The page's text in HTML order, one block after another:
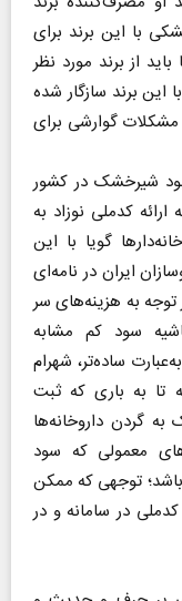
با این برند برای
از برند مورد نظر
این برند سازگار شده
گوارشی برای
شیرخشک در کشور
کدملی نوزاد به
گویا با این
ایران در نامه‌ای
به هزینه‌های سر
سود کم مشابه
ساده‌تر، شهرام
تا به باری که ثبت
به گردن داروخانه‌ها
معمولی که سود
باشد؛ توجهی که ممکن
در سامانه و در